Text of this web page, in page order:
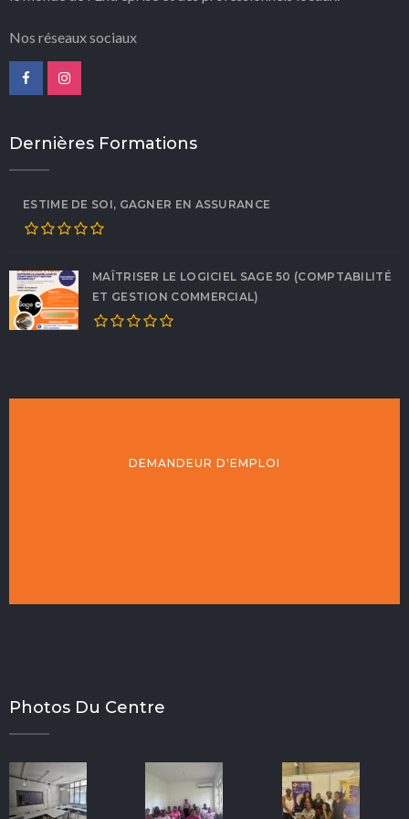
Nos réseaux sociaux
Dernières Formations
ESTIME DE SOI, GAGNER EN ASSURANCE
MAÎTRISER LE LOGICIEL SAGE 50 (COMPTABILITÉ
ET GESTION COMMERCIAL)
DEMANDEUR D'EMPLOI
Photos Du Centre